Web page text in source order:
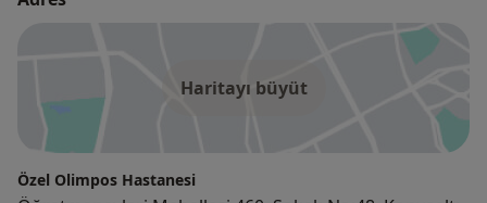
Haritayı büyüt
Özel Olimpos Hastanesi